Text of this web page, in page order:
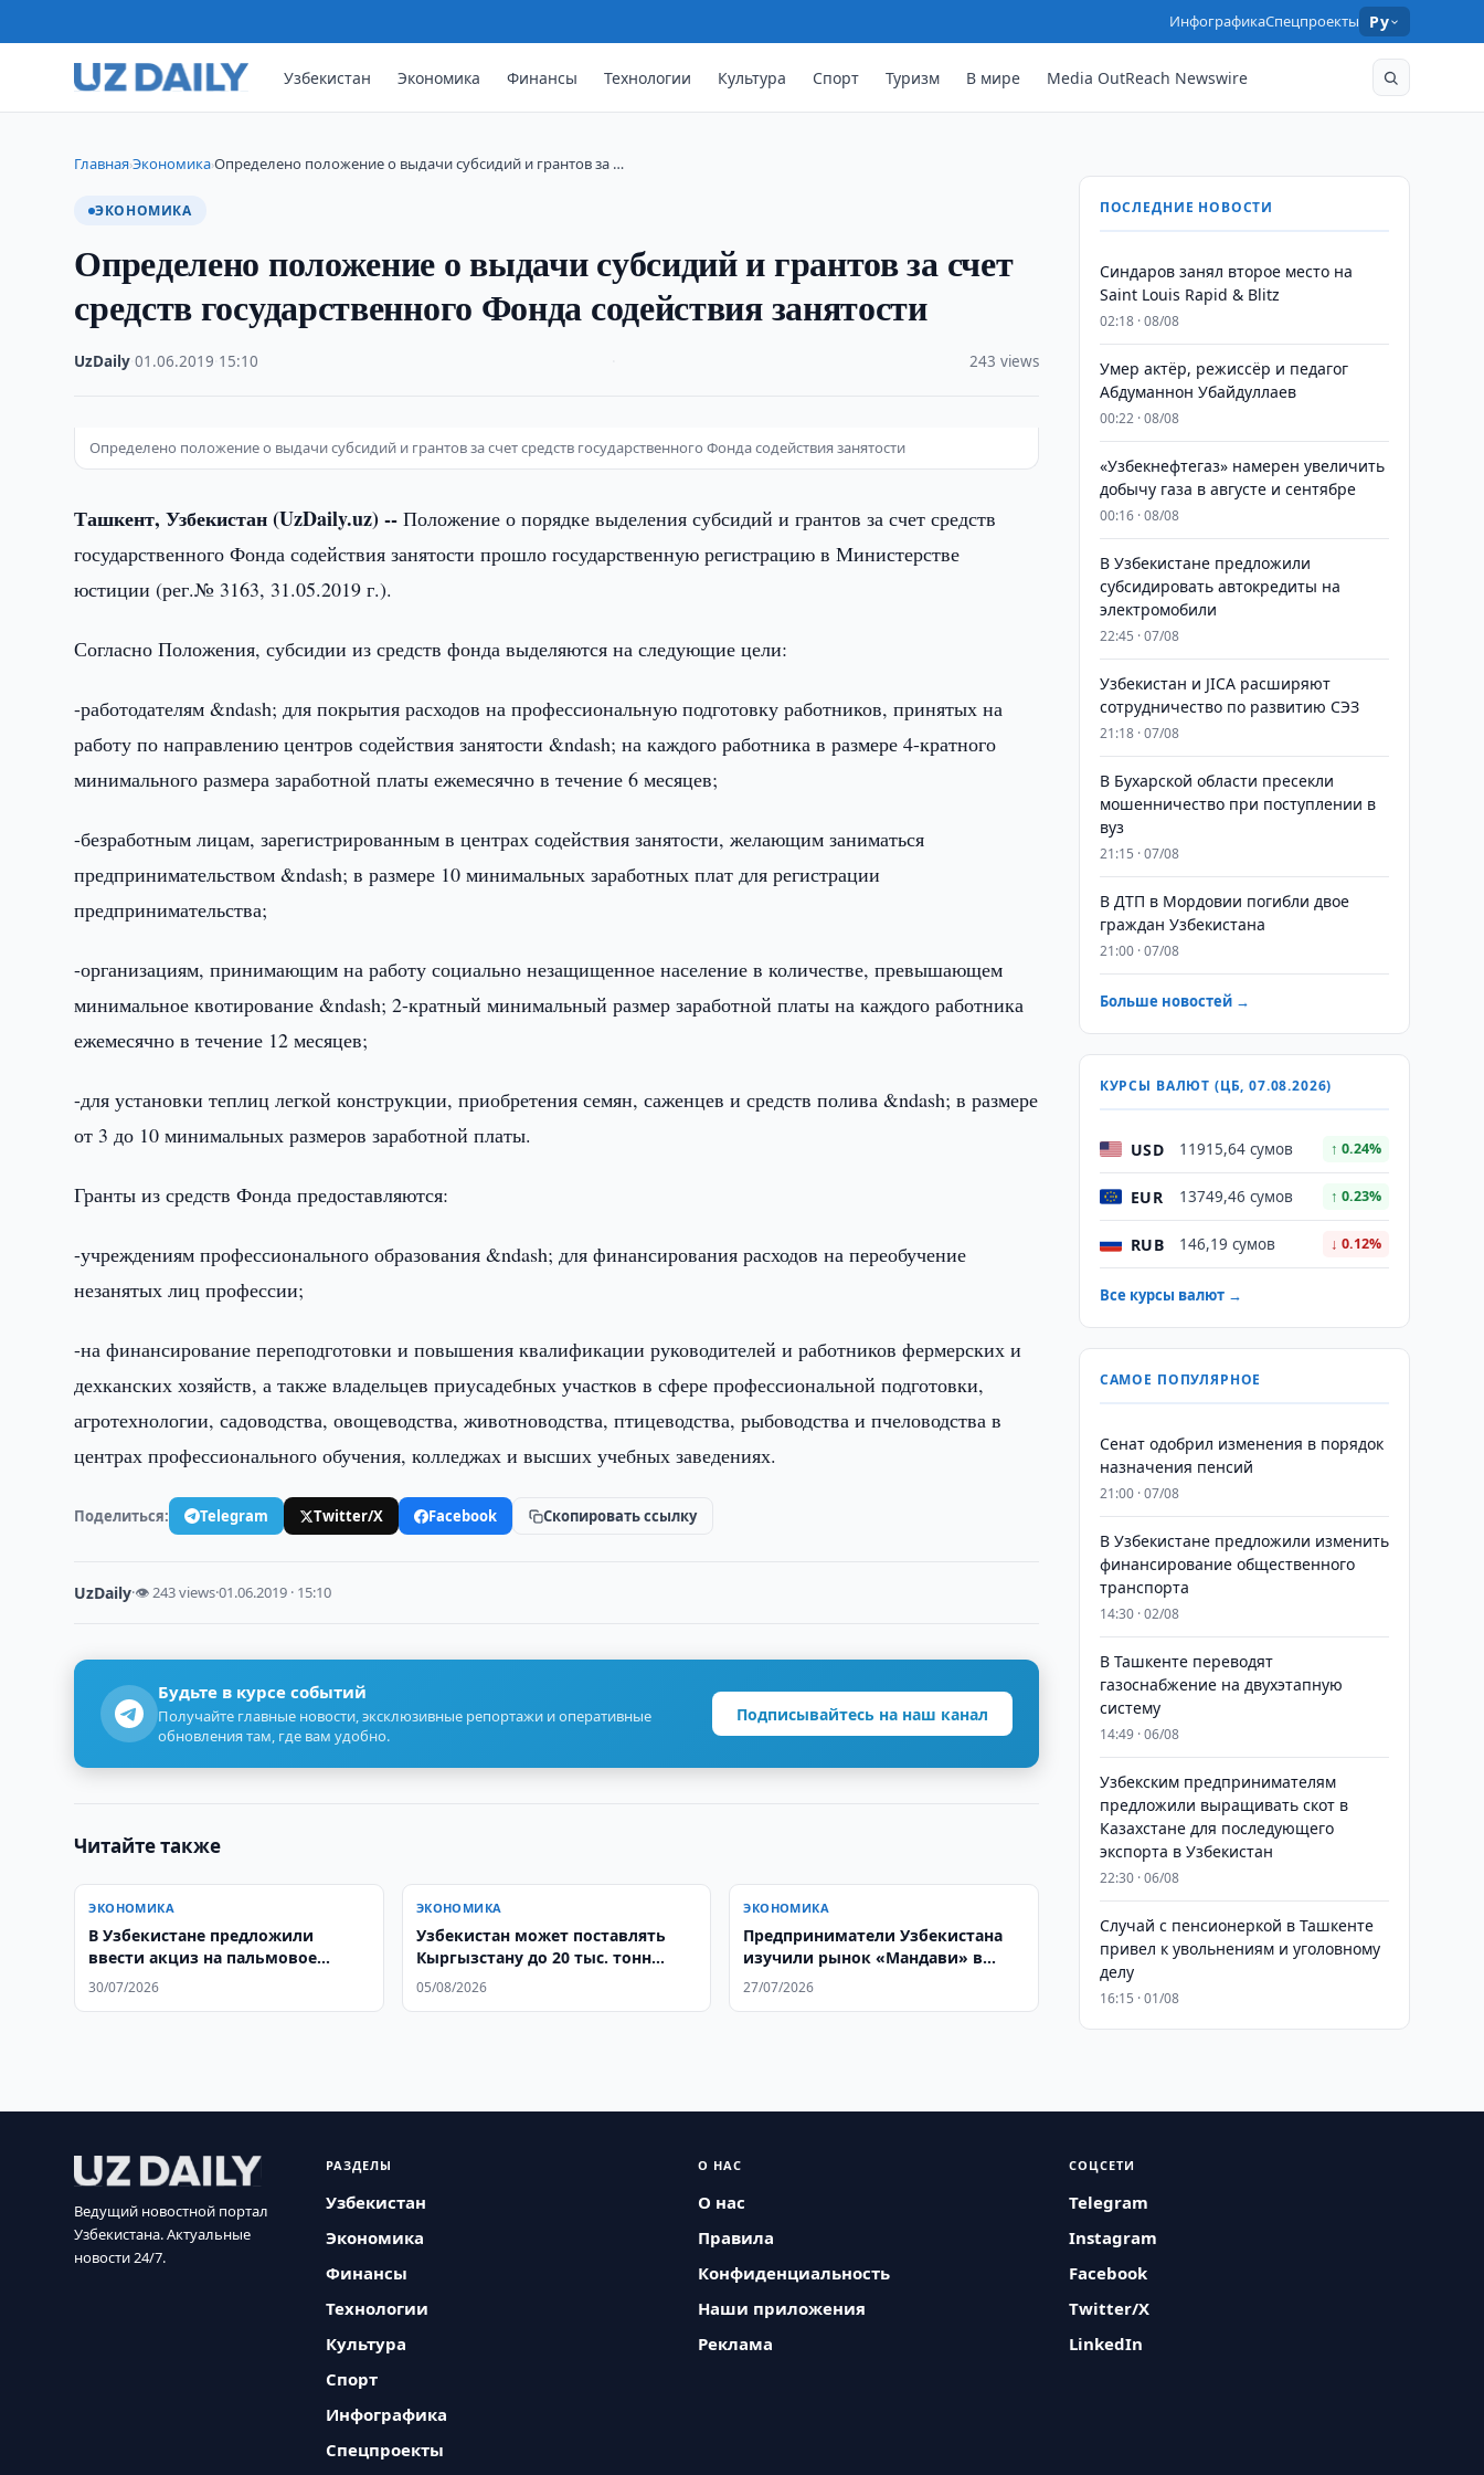
ИнфографикаСпецпроекты Ру
Узбекистан Экономика Финансы Технологии Культура Спорт Туризм В мире Media OutReach Newswire
Главная›Экономика›Определено положение о выдачи субсидий и грантов за …
ЭКОНОМИКА
Определено положение о выдачи субсидий и грантов за счет
средств государственного Фонда содействия занятости
UzDaily ·01.06.2019 15:10 243 views
Определено положение о выдачи субсидий и грантов за счет средств государственного Фонда содействия занятости
Ташкент, Узбекистан (UzDaily.uz) -- Положение о порядке выделения субсидий и грантов за счет средств
государственного Фонда содействия занятости прошло государственную регистрацию в Министерстве
юстиции (рег.№ 3163, 31.05.2019 г.).
Согласно Положения, субсидии из средств фонда выделяются на следующие цели:
-работодателям &ndash; для покрытия расходов на профессиональную подготовку работников, принятых на
работу по направлению центров содействия занятости &ndash; на каждого работника в размере 4-кратного
минимального размера заработной платы ежемесячно в течение 6 месяцев;
-безработным лицам, зарегистрированным в центрах содействия занятости, желающим заниматься
предпринимательством &ndash; в размере 10 минимальных заработных плат для регистрации
предпринимательства;
-организациям, принимающим на работу социально незащищенное население в количестве, превышающем
минимальное квотирование &ndash; 2-кратный минимальный размер заработной платы на каждого работника
ежемесячно в течение 12 месяцев;
-для установки теплиц легкой конструкции, приобретения семян, саженцев и средств полива &ndash; в размере
от 3 до 10 минимальных размеров заработной платы.
Гранты из средств Фонда предоставляются:
-учреждениям профессионального образования &ndash; для финансирования расходов на переобучение
незанятых лиц профессии;
-на финансирование переподготовки и повышения квалификации руководителей и работников фермерских и
дехканских хозяйств, а также владельцев приусадебных участков в сфере профессиональной подготовки,
агротехнологии, садоводства, овощеводства, животноводства, птицеводства, рыбоводства и пчеловодства в
центрах профессионального обучения, колледжах и высших учебных заведениях.
Поделиться: Telegram Twitter/X Facebook Скопировать ссылку
UzDaily·👁 243 views·01.06.2019 · 15:10
Будьте в курсе событий
Получайте главные новости, эксклюзивные репортажи и оперативные
обновления там, где вам удобно.
Подписывайтесь на наш канал
Читайте также
ЭКОНОМИКА
В Узбекистане предложили
ввести акциз на пальмовое
масло
30/07/2026
ЭКОНОМИКА
Узбекистан может поставлять
Кыргызстану до 20 тыс. тонн
топлива
05/08/2026
ЭКОНОМИКА
Предприниматели Узбекистана
изучили рынок «Мандави» в
Кабуле
27/07/2026
ПОСЛЕДНИЕ НОВОСТИ
Синдаров занял второе место на
Saint Louis Rapid & Blitz
02:18 · 08/08
Умер актёр, режиссёр и педагог
Абдуманнон Убайдуллаев
00:22 · 08/08
«Узбекнефтегаз» намерен увеличить
добычу газа в августе и сентябре
00:16 · 08/08
В Узбекистане предложили
субсидировать автокредиты на
электромобили
22:45 · 07/08
Узбекистан и JICA расширяют
сотрудничество по развитию СЭЗ
21:18 · 07/08
В Бухарской области пресекли
мошенничество при поступлении в
вуз
21:15 · 07/08
В ДТП в Мордовии погибли двое
граждан Узбекистана
21:00 · 07/08
Больше новостей →
КУРСЫ ВАЛЮТ (ЦБ, 07.08.2026)
USD 11915,64 сумов ↑ 0.24%
EUR 13749,46 сумов ↑ 0.23%
RUB 146,19 сумов ↓ 0.12%
Все курсы валют →
САМОЕ ПОПУЛЯРНОЕ
Сенат одобрил изменения в порядок
назначения пенсий
21:00 · 07/08
В Узбекистане предложили изменить
финансирование общественного
транспорта
14:30 · 02/08
В Ташкенте переводят
газоснабжение на двухэтапную
систему
14:49 · 06/08
Узбекским предпринимателям
предложили выращивать скот в
Казахстане для последующего
экспорта в Узбекистан
22:30 · 06/08
Случай с пенсионеркой в Ташкенте
привел к увольнениям и уголовному
делу
16:15 · 01/08
Ведущий новостной портал
Узбекистана. Актуальные
новости 24/7.
РАЗДЕЛЫ
Узбекистан
Экономика
Финансы
Технологии
Культура
Спорт
Инфографика
Спецпроекты
О НАС
О нас
Правила
Конфиденциальность
Наши приложения
Реклама
СОЦСЕТИ
Telegram
Instagram
Facebook
Twitter/X
LinkedIn